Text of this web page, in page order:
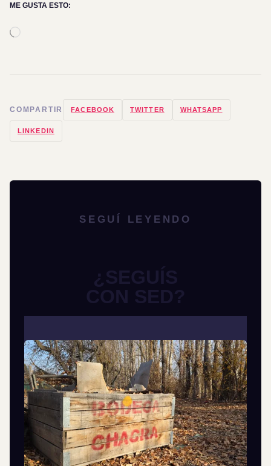
ME GUSTA ESTO:
COMPARTIR FACEBOOK TWITTER WHATSAPP
LINKEDIN
SEGUÍ LEYENDO
¿SEGUÍS
CON SED?